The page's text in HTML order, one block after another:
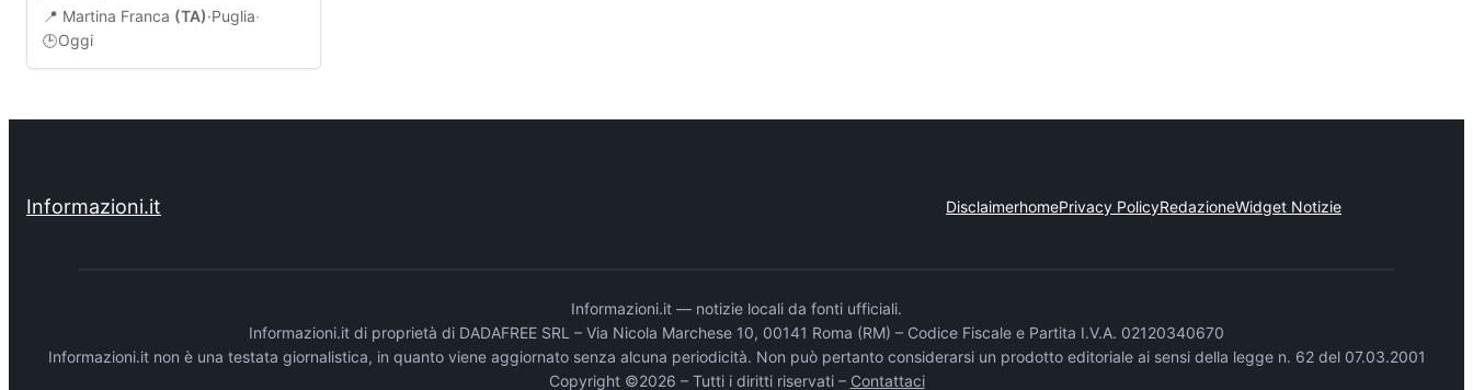
📍 Martina Franca (TA)·Puglia·
🕒Oggi
Informazioni.it DisclaimerhomePrivacy PolicyRedazioneWidget Notizie
Informazioni.it — notizie locali da fonti ufficiali.
Informazioni.it di proprietà di DADAFREE SRL – Via Nicola Marchese 10, 00141 Roma (RM) – Codice Fiscale e Partita I.V.A. 02120340670
Informazioni.it non è una testata giornalistica, in quanto viene aggiornato senza alcuna periodicità. Non può pertanto considerarsi un prodotto editoriale ai sensi della legge n. 62 del 07.03.2001
Copyright ©2026 – Tutti i diritti riservati – Contattaci